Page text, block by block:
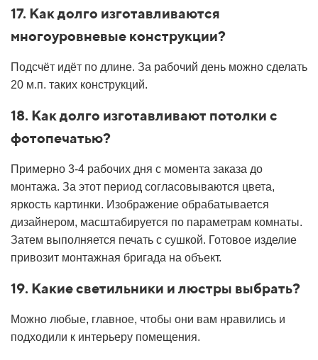
17. Как долго изготавливаются
многоуровневые конструкции?
Подсчёт идёт по длине. За рабочий день можно сделать
20 м.п. таких конструкций.
18. Как долго изготавливают потолки с
фотопечатью?
Примерно 3-4 рабочих дня с момента заказа до
монтажа. За этот период согласовываются цвета,
яркость картинки. Изображение обрабатывается
дизайнером, масштабируется по параметрам комнаты.
Затем выполняется печать с сушкой. Готовое изделие
привозит монтажная бригада на объект.
19. Какие светильники и люстры выбрать?
Можно любые, главное, чтобы они вам нравились и
подходили к интерьеру помещения.